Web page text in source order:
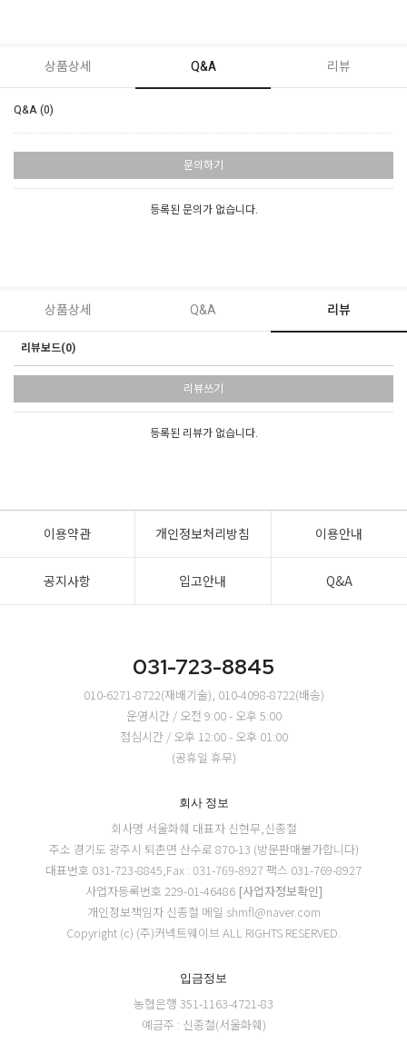
상품상세 Q&A 리뷰
Q&A (0)
문의하기
등록된 문의가 없습니다.
상품상세 Q&A 리뷰
리뷰보드(0)
리뷰쓰기
등록된 리뷰가 없습니다.
이용약관 개인정보처리방침 이용안내
공지사항 입고안내 Q&A
031-723-8845
010-6271-8722(재배기술), 010-4098-8722(배송)
운영시간 / 오전 9:00 - 오후 5:00
점심시간 / 오후 12:00 - 오후 01:00
(공휴일 휴무)
회사 정보
회사명 서울화훼 대표자 신현무,신종철
주소 경기도 광주시 퇴촌면 산수로 870-13 (방문판매불가합니다)
대표번호 031-723-8845,Fax : 031-769-8927 팩스 031-769-8927
사업자등록번호 229-01-46486 [사업자정보확인]
개인정보책임자 신종철 메일 shmfl@naver.com
Copyright (c) (주)커넥트웨이브 ALL RIGHTS RESERVED.
입금정보
농협은행 351-1163-4721-83
예금주 : 신종철(서울화훼)